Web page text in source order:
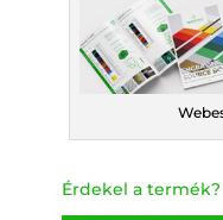
Érdekel a termék?